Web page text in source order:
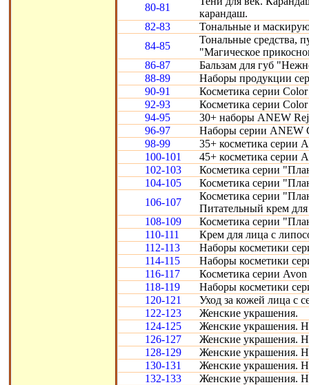
80-81
карандаш.
82-83
Тональные и
84-85
Тональные средства,
"Магическое
86-87
Бальзам для губ
88-89
Наборы продукции
90-91
Косметика серии
92-93
Косметика серии
94-95
30+ наборы ANEW
96-97
Наборы серии ANEW
98-99
35+ косметика серии
100-101
45+ косметика серии
102-103
Косметика серии
104-105
Косметика серии
106-107
Косметика серии
Питательный крем для
108-109
Косметика серии
110-111
Крем для лица с
112-113
Наборы косметики
114-115
Наборы косметики
116-117
Косметика серии Avon
118-119
Наборы косметики
120-121
Уход за кожей лица с
122-123
Женские украшения.
124-125
Женские украшения.
126-127
Женские украшения.
128-129
Женские украшения.
130-131
Женские украшения.
132-133
Женские украшения.